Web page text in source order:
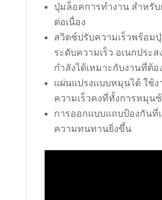
ปุ่มล็อคการทำงาน สำหรับ
ต่อเนื่อง
สวิตช์ปรับความเร็วพร้อม
ระดับความเร็ว อเนกประ
กำลังได้เหมาะกับงานที่ต้อ
แผ่นแปรงแบบหมุนได้ ใช้ง
ความเร็วคงที่ทั้งการหมุน
การออกแบบแถบป้องกันที่
ความทนทานยิ่งขึ้น